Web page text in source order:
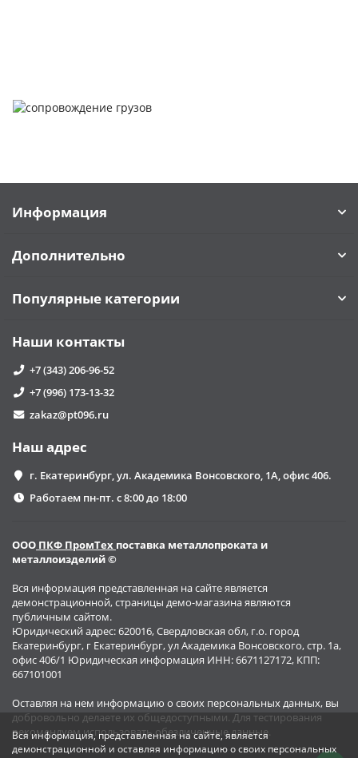
Вся информация, представленная на сайте, является
демонстрационной и оставляя информацию о своих персональных
Информация
Дополнительно
Популярные категории
Наши контакты
+7 (343) 206-96-52
+7 (996) 173-13-32
zakaz@pt096.ru
Наш адрес
г. Екатеринбург, ул. Академика Вонсовского, 1А, офис 406.
Работаем пн-пт. с 8:00 до 18:00
ООО ПКФ ПромТех поставка металлопроката и
металлоизделий ©
Вся информация представленная на сайте является
демонстрационной, страницы демо-магазина являются
публичным сайтом.
Юридический адрес: 620016, Свердловская обл, г.о. город
Екатеринбург, г Екатеринбург, ул Академика Вонсовского, стр. 1а,
офис 406/1 Юридическая информация ИНН: 6671127172, КПП:
667101001
Оставляя на нем информацию о своих персональных данных, вы
добровольно делаете их общедоступными. Для тестирования
рекомендуем использовать обезличенные данные.